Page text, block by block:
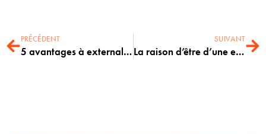
PRÉCÉDENT
5 avantages à externaliser son community management
SUIVANT
La raison d’être d’une entreprise